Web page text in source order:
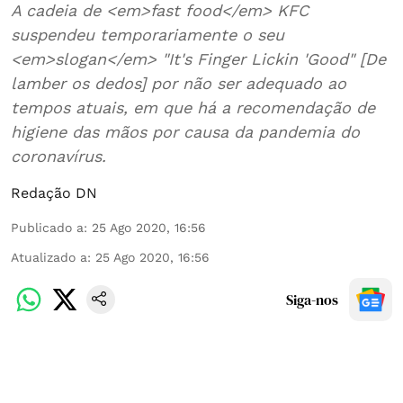
A cadeia de <em>fast food</em> KFC
suspendeu temporariamente o seu
<em>slogan</em> "It's Finger Lickin 'Good" [De
lamber os dedos] por não ser adequado ao
tempos atuais, em que há a recomendação de
higiene das mãos por causa da pandemia do
coronavírus.
Redação DN
Publicado a: 25 Ago 2020, 16:56
Atualizado a: 25 Ago 2020, 16:56
Siga-nos